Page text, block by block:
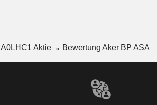
A0LHC1 Aktie Bewertung Aker BP ASA